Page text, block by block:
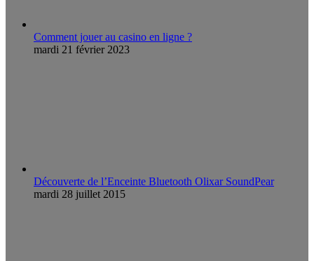
Comment jouer au casino en ligne ?
mardi 21 février 2023
Découverte de l’Enceinte Bluetooth Olixar SoundPear
mardi 28 juillet 2015